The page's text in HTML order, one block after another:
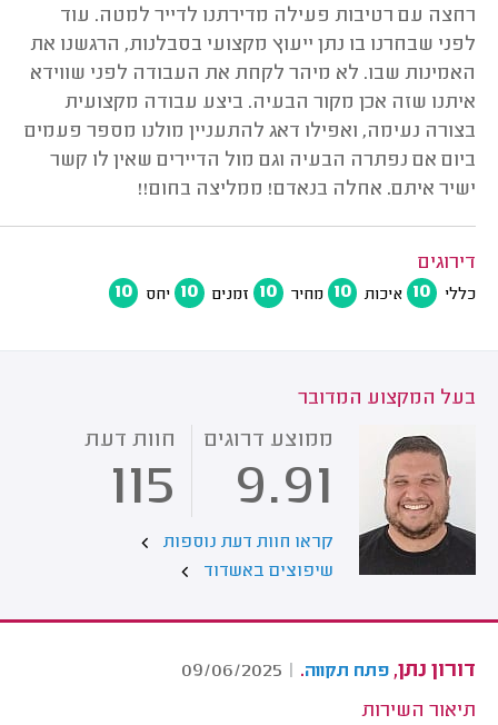
רחצה עם רטיבות פעילה מדירתנו לדייר למטה. עוד
לפני שבחרנו בו נתן ייעוץ מקצועי בסבלנות, הרגשנו את
האמינות שבו. לא מיהר לקחת את העבודה לפני שווידא
איתנו שזה אכן מקור הבעיה. ביצע עבודה מקצועית
בצורה נעימה, ואפילו דאג להתעניין מולנו מספר פעמים
ביום אם נפתרה הבעיה וגם מול הדיירים שאין לו קשר
ישיר איתם. אחלה בנאדם! ממליצה בחום!!
דירוגים
כללי 10 איכות 10 מחיר 10 זמנים 10 יחס 10
בעל המקצוע המדובר
ממוצע דרוגים
9.91
חוות דעת
115
קראו חוות דעת נוספות
שיפוצים באשדוד
דורון נתן, פתח תקווה.
|
09/06/2025
תיאור השירות